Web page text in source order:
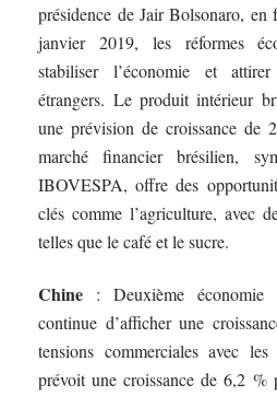
présidence de Jair Bolsonaro, en
janvier 2019, les réformes
stabiliser l’économie et attirer
étrangers. Le produit intérieur
une prévision de croissance de
marché financier brésilien,
IBOVESPA, offre des
clés comme l’agriculture, avec
telles que le café et le sucre.
Chine : Deuxième économie
continue d’afficher une
tensions commerciales avec
prévoit une croissance de 6,2